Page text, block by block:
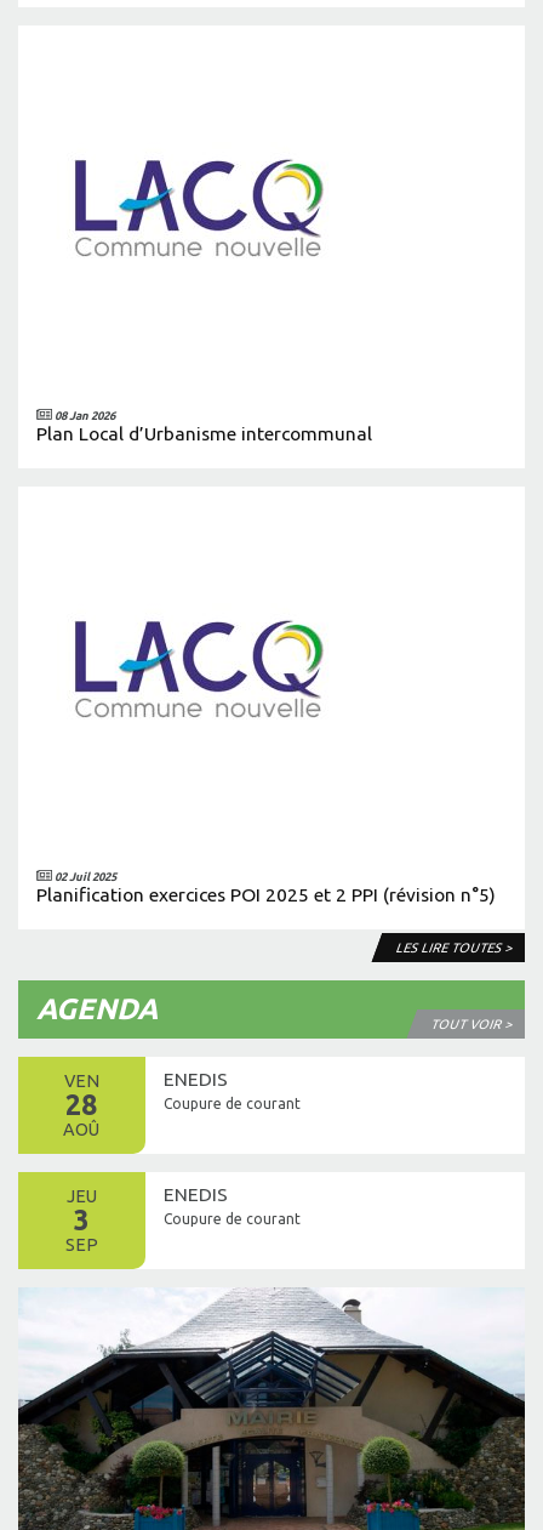
08 Jan 2026
Plan Local d’Urbanisme intercommunal
02 Juil 2025
Planification exercices POI 2025 et 2 PPI (révision n°5)
LES LIRE TOUTES >
AGENDA TOUT VOIR >
VEN
28
AOÛ
ENEDIS
Coupure de courant
JEU
3
SEP
ENEDIS
Coupure de courant